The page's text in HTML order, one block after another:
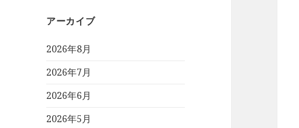
アーカイブ
2026年8月
2026年7月
2026年6月
2026年5月